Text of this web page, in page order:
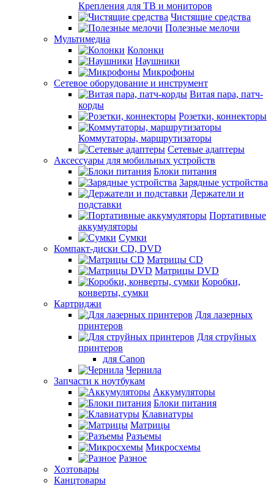
Крепления для ТВ и мониторов
Чистящие средства
Полезные мелочи
Мультимедиа
Колонки
Наушники
Микрофоны
Сетевое оборудование и инструмент
Витая пара, патч-
корды
Розетки, коннекторы
Коммутаторы, маршрутизаторы
Сетевые адаптеры
Аксессуары для мобильных устройств
Блоки питания
Зарядные устройства
Держатели и
подставки
Портативные
аккумуляторы
Сумки
Компакт-диски CD, DVD
Матрицы CD
Матрицы DVD
Коробки,
конверты, сумки
Картриджи
Для лазерных
принтеров
Для струйных
принтеров
для Canon
Чернила
Запчасти к ноутбукам
Аккумуляторы
Блоки питания
Клавиатуры
Матрицы
Разъемы
Микросхемы
Разное
Хозтовары
Канцтовары